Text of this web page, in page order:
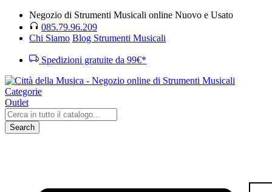
Negozio di Strumenti Musicali online Nuovo e Usato
085.79.96.209
Chi Siamo Blog Strumenti Musicali
Spedizioni gratuite da 99€*
Categorie
Outlet
Search